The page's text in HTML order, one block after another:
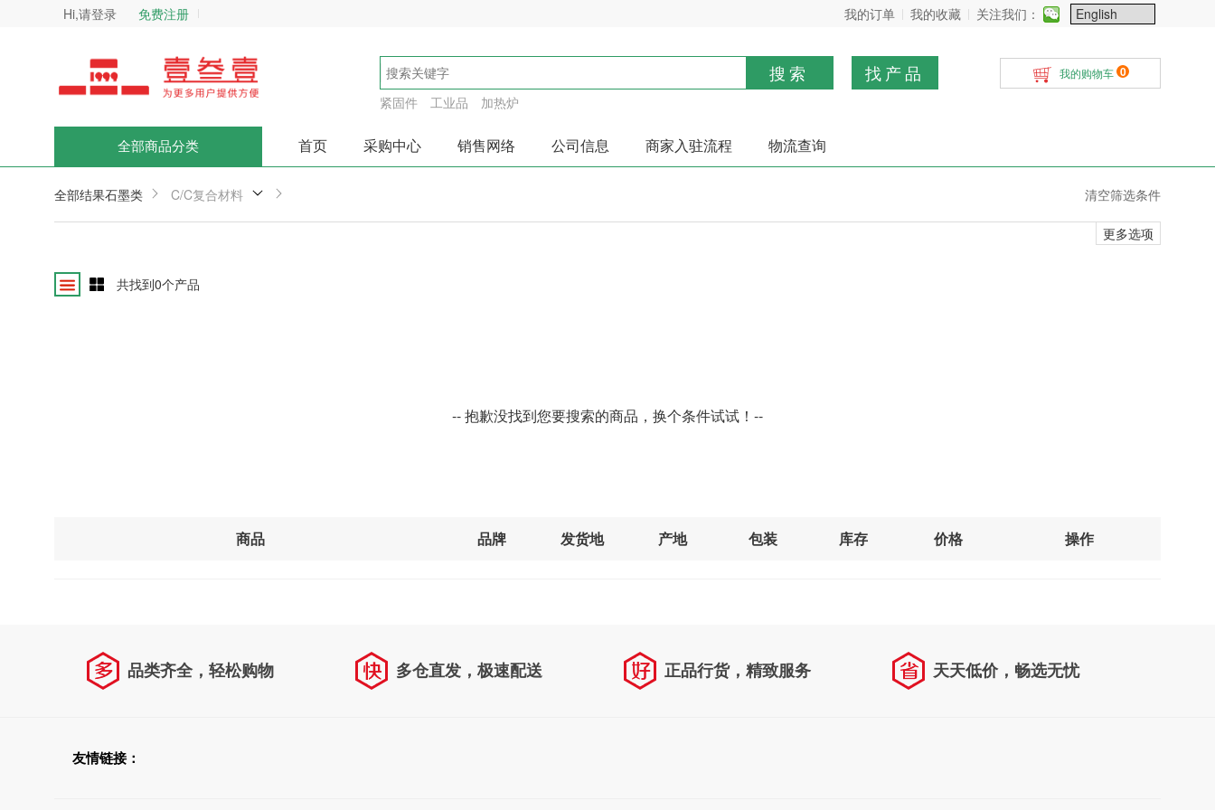
Hi,请登录 免费注册 我的订单 我的收藏 关注我们：
搜索 找产品
紧固件 工业品 加热炉
我的购物车 0
全部商品分类 首页 采购中心 销售网络 公司信息 商家入驻流程 物流查询
全部结果石墨类 C/C复合材料 清空筛选条件
更多选项
共找到0个产品
-- 抱歉没找到您要搜索的商品，换个条件试试！--
商品 品牌 发货地 产地 包装 库存 价格 操作
品类齐全，轻松购物 多仓直发，极速配送 正品行货，精致服务 天天低价，畅选无忧
友情链接：